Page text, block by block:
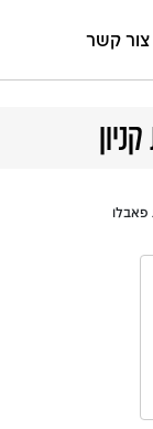
צור קשר
פאבלו